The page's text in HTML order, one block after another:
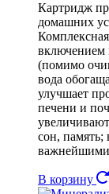
Картридж
домашних
включением
(помимо
вода
улучшает
печени и
сон, память;
В корзину